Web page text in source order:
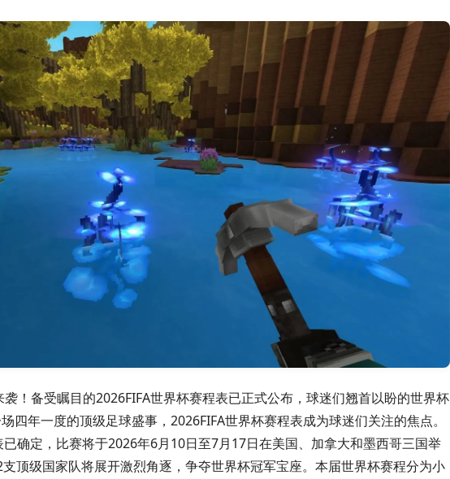
！备受瞩目的2026FIFA世界杯赛程表已正式公布，球迷们翘首以盼的世界杯
四年一度的顶级足球盛事，2026FIFA世界杯赛程表成为球迷们关注的焦点。
确定，比赛将于2026年6月10日至7月17日在美国、加拿大和墨西哥三国举
顶级国家队将展开激烈角逐，争夺世界杯冠军宝座。本届世界杯赛程分为小